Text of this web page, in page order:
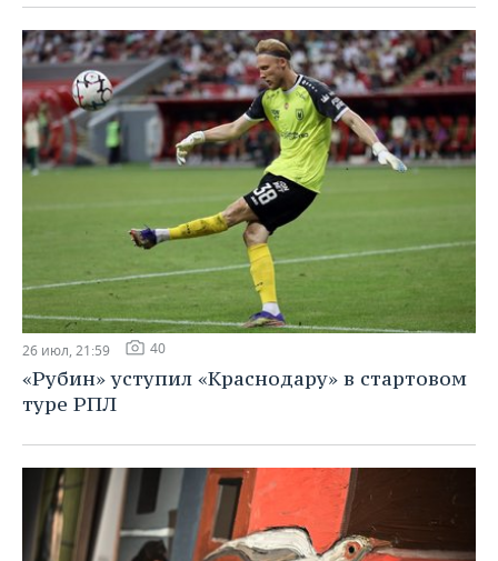
26 июл, 21:59 40
«Рубин» уступил «Краснодару» в стартовом
туре РПЛ